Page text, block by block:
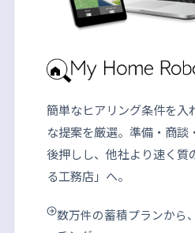
簡単なヒアリング条件を入
な提案を厳選。準備・商談
後押しし、他社より速く質
る工務店」へ。
数万件の蓄積プランから